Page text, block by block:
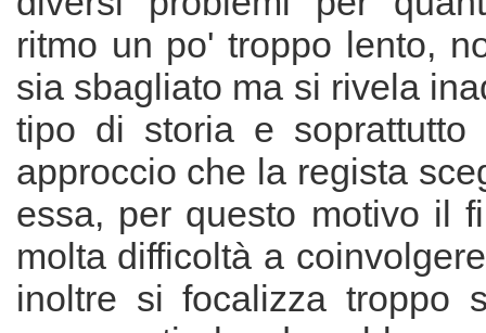
ritmo un po' troppo lento,
sia sbagliato ma si rivela
tipo di storia e
approccio che la regista
essa, per questo motivo il
molta difficoltà a
inoltre si focalizza troppo